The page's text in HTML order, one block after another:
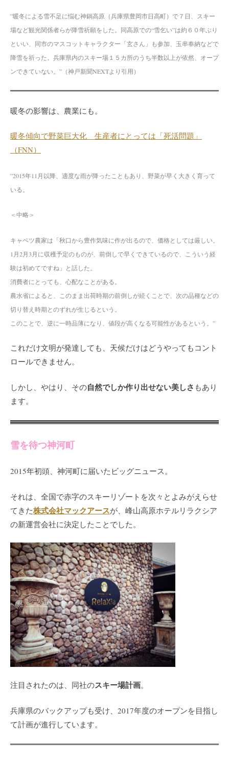
”暖冬による雪不足に悩む神鍋高原（兵庫県豊岡市日高町）で７日、スキー
場など観光関係者らが降雪祈願をした。同高原での“雪乞い”は約６０年ぶり
といい、同市のマスコットキャラクター「玄さん」も参加、玉串奉納などで
降雪を祈った。兵庫県内のスキー場１５カ所のうち半数以上が依然、オープ
ンできていない。”（神戸新聞NEXTより引用）
暖冬の影響は、農業にも。
暖冬傾向で野菜巨大化 生産者にとっては「死活問題」
（FNN）
”2015年11月以降、適度な雨が降ったこともあり、野菜が早く大きく育って
いる。
＜中略＞
キャベツ農家は「秋口から豊作気味に作が出るので、価格としては厳しい。
1月2月3月に収穫予定のものが、前倒しで早くできているので、こういう経
験は初めてですね」と話した。
消費者にとっても、心配なことがある。
農水省によると、このまま出荷時期の前倒しが続くことで、次の品種などの
切り替え時期とのずれが生じるという。
このことで、逆に一時品薄になり、値段が高くなる可能性があるという。”
これだけ文明が発達しても、天候だけはどうやってもコント
ロールできません。
しかし、やはり、その自然でしか作り出せない美しさ もあり
ます。
雪を待つ神河町
2015年初頭、神河町に届いたビッグニュース。
それは、全国で赤字のスキーリゾートを次々とよみがえらせ
てきた株式会社マックアースが、峰山高原ホテルリラクシア
の新運営会社に決定したことでした。
注目されたのは、同社のスキー場計画。
兵庫県のバックアップも受け、2017年度のオープンを目指し
て計画が進行しています。